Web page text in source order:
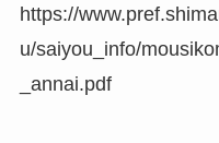
https://
u/saiyou_info/
_annai.pdf